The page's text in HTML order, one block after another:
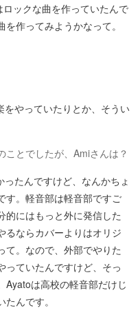
ロックな曲を作っていたんで
作ってみようかなって。
をやっていたりとか、そうい
とでしたが、Amiさんは？
ったんですけど、なんかちょ
す。軽音部は軽音部ですご
的にはもっと外に発信した
るならカバーよりはオリジ
て。なので、外部でやりた
っていたんですけど、そっ
Ayatoは高校の軽音部だけじ
んです。